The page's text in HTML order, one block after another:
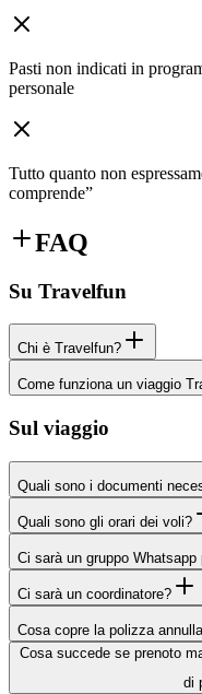
Pasti non indicati in
personale
Tutto quanto non
comprende”
FAQ
Su Travelfun
Chi è Travelfun?
Come funziona un viaggio
Sul viaggio
Quali sono i documenti
Quali sono gli orari dei voli?
Ci sarà un gruppo Whatsapp
Ci sarà un coordinatore?
Cosa copre la polizza
Cosa succede se prenoto
di